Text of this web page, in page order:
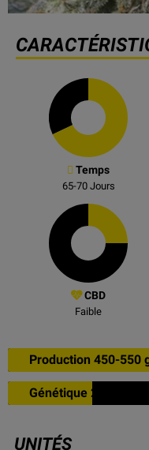
Temps
65-70Jours
CBD
Faible
Production 450-550
Génétique 25% indica
UNITÉS